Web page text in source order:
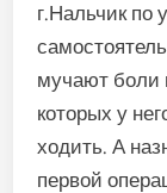
г.Нальчик по
мучают боли
которых у
ходить. А
первой